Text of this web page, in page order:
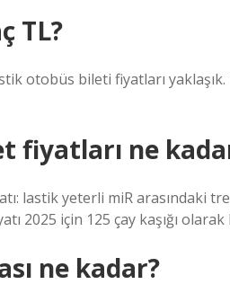
TL?
otobüs bileti fiyatları
fiyatları ne
lastik yeterli miR arasındaki
2025 için 125 çay kaşığı
ne kadar?